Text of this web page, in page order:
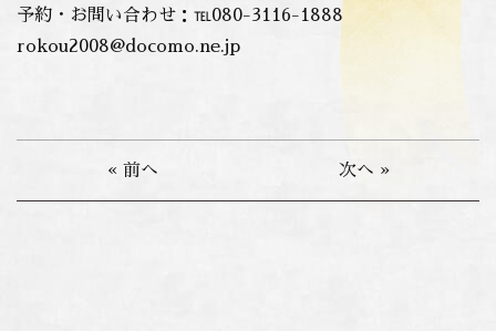
予約・お問い合わせ：℡080-3116-1888
rokou2008@docomo.ne.jp
« 前へ 次へ »